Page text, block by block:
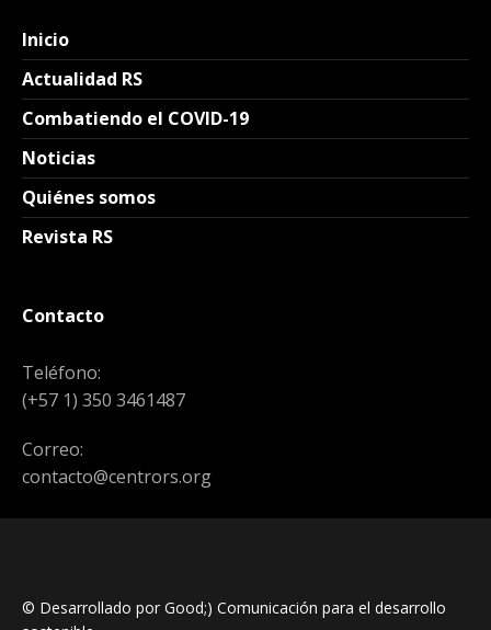
Inicio
Actualidad RS
Combatiendo el COVID-19
Noticias
Quiénes somos
Revista RS
Contacto
Teléfono:
(+57 1) 350 3461487
Correo:
contacto@centrors.org
© Desarrollado por Good;) Comunicación para el desarrollo